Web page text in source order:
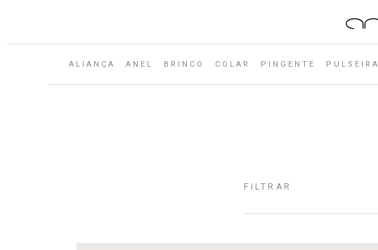
ALIANÇA ANEL BRINCO COLAR PINGENTE PULSEIRA
FILTRAR